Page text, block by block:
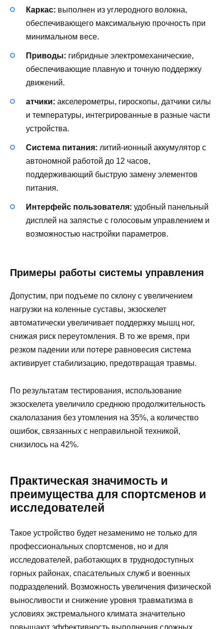
Каркас: выполнен из углеродного волокна,
обеспечивающего максимальную прочность при
минимальном весе.
Приводы: гибридные электромеханические,
обеспечивающие плавную и точную поддержку
движений.
атчики: акселерометры, гироскопы, датчики силы
и температуры, интегрированные в разные части
устройства.
Система питания: литий-ионный аккумулятор с
автономной работой до 12 часов,
поддерживающий быструю замену элементов
питания.
Интерфейс пользователя: удобный панельный
дисплей на запястье с голосовым управлением и
возможностью настройки параметров.
Примеры работы системы управления
Допустим, при подъеме по склону с увеличением
нагрузки на коленные суставы, экзоскелет
автоматически увеличивает поддержку мышц ног,
снижая риск переутомления. В то же время, при
резком падении или потере равновесия система
активирует стабилизацию, предотвращая травмы.
По результатам тестирования, использование
экзоскелета увеличило среднюю продолжительность
скалолазания без утомления на 35%, а количество
ошибок, связанных с неправильной техникой,
снизилось на 42%.
Практическая значимость и
преимущества для спортсменов и
исследователей
Такое устройство будет незаменимо не только для
профессиональных спортсменов, но и для
исследователей, работающих в труднодоступных
горных районах, спасательных служб и военных
подразделений. Возможность увеличения физической
выносливости и снижение уровня травматизма в
условиях экстремального климата значительно
повышают эффективность выполнения сложных